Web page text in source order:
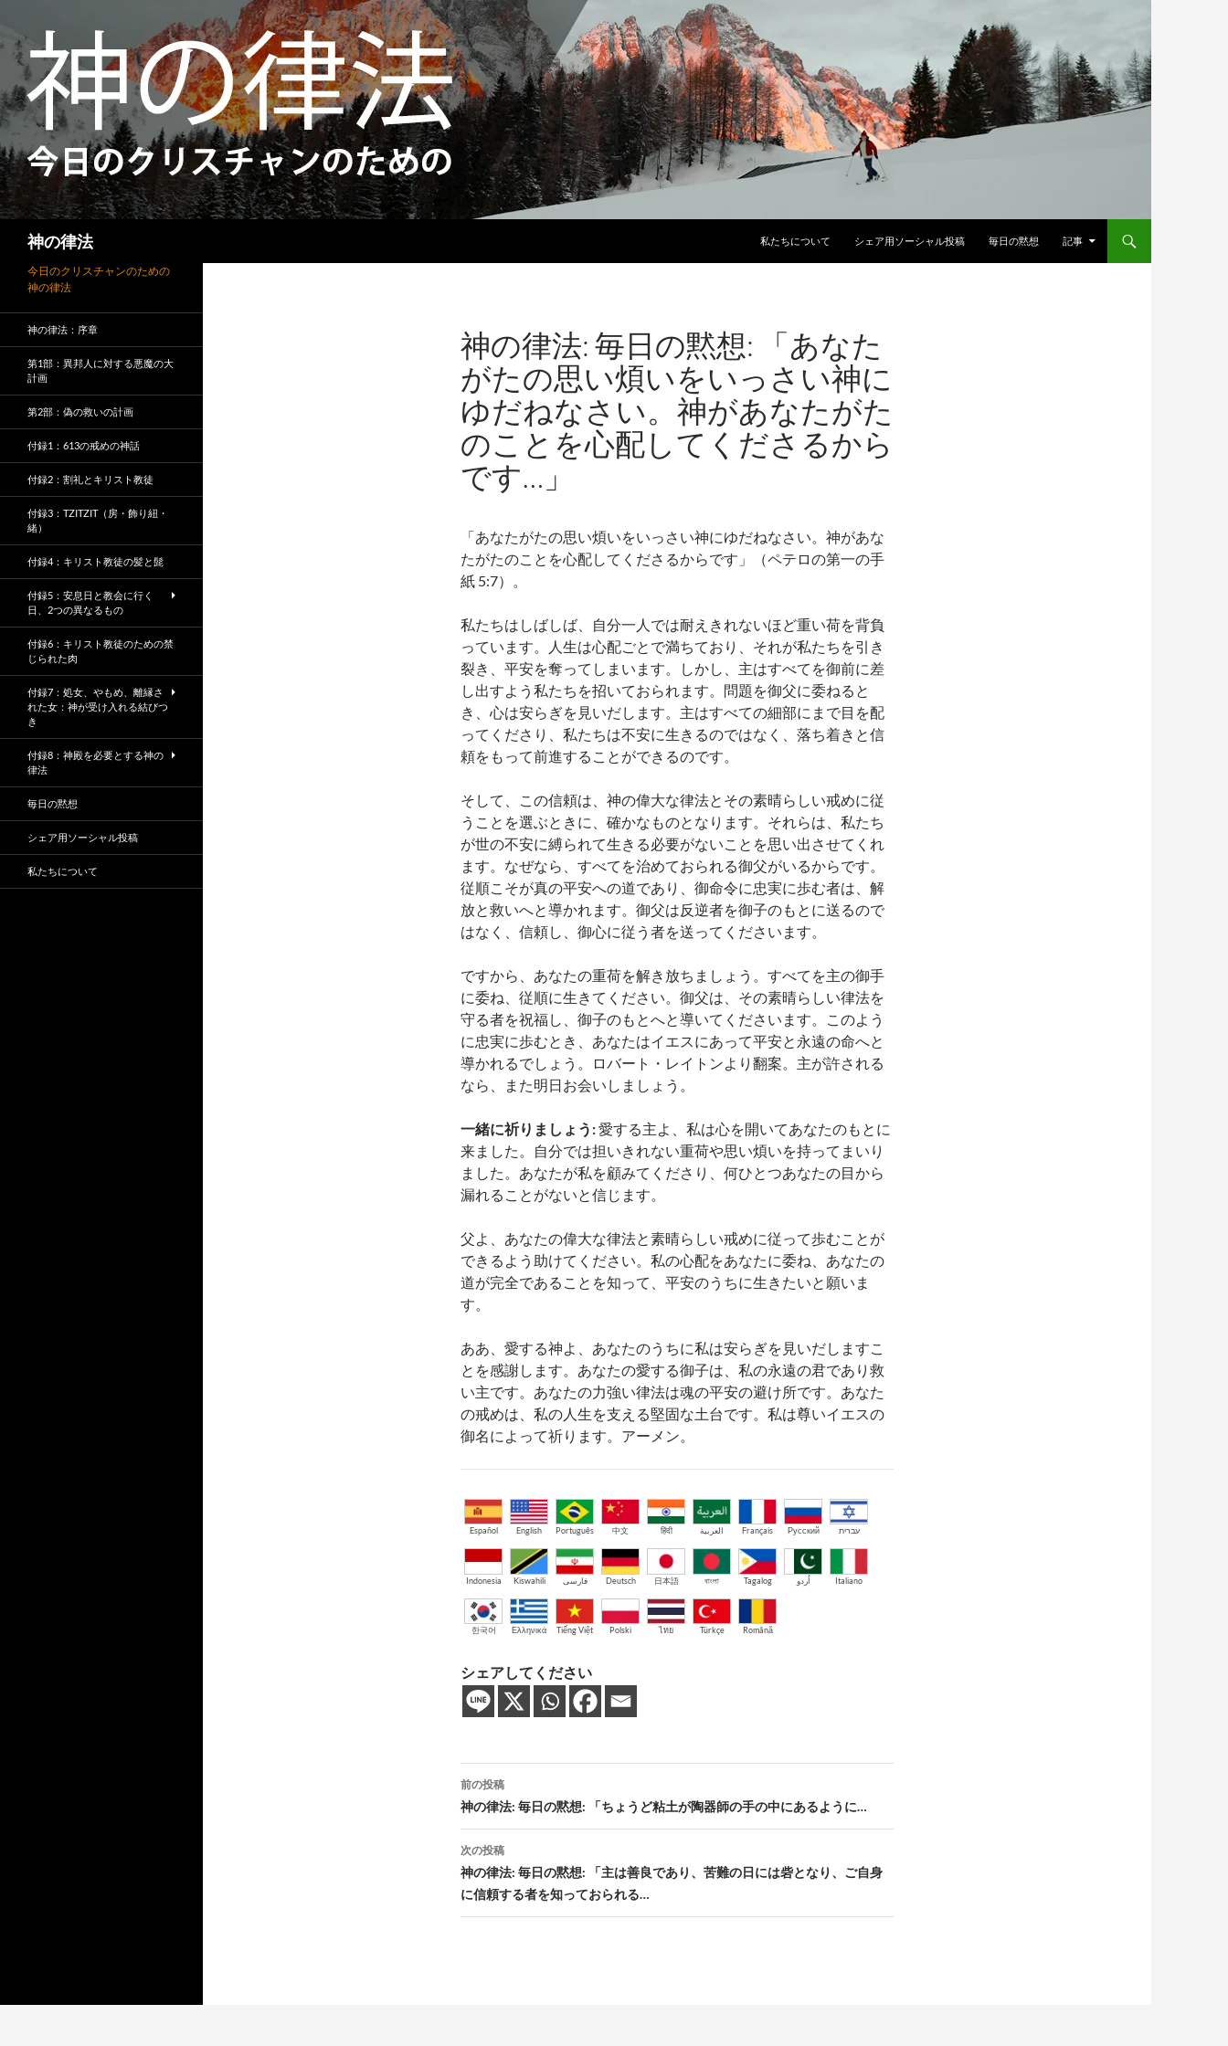
神の律法
私たちについて
シェア用ソーシャル投稿 毎日の黙想 記事
神の律法: 毎日の黙想: 「あなた
がたの思い煩いをいっさい神に
ゆだねなさい。神があなたがた
のことを心配してくださるから
です…」
「あなたがたの思い煩いをいっさい神にゆだねなさい。神があな
たがたのことを心配してくださるからです」（ペテロの第一の手
紙 5:7）。
私たちはしばしば、自分一人では耐えきれないほど重い荷を背負
っています。人生は心配ごとで満ちており、それが私たちを引き
裂き、平安を奪ってしまいます。しかし、主はすべてを御前に差
し出すよう私たちを招いておられます。問題を御父に委ねると
き、心は安らぎを見いだします。主はすべての細部にまで目を配
ってくださり、私たちは不安に生きるのではなく、落ち着きと信
頼をもって前進することができるのです。
そして、この信頼は、神の偉大な律法とその素晴らしい戒めに従
うことを選ぶときに、確かなものとなります。それらは、私たち
が世の不安に縛られて生きる必要がないことを思い出させてくれ
ます。なぜなら、すべてを治めておられる御父がいるからです。
従順こそが真の平安への道であり、御命令に忠実に歩む者は、解
放と救いへと導かれます。御父は反逆者を御子のもとに送るので
はなく、信頼し、御心に従う者を送ってくださいます。
ですから、あなたの重荷を解き放ちましょう。すべてを主の御手
に委ね、従順に生きてください。御父は、その素晴らしい律法を
守る者を祝福し、御子のもとへと導いてくださいます。このよう
に忠実に歩むとき、あなたはイエスにあって平安と永遠の命へと
導かれるでしょう。ロバート・レイトンより翻案。主が許される
なら、また明日お会いしましょう。
一緒に祈りましょう:愛する主よ、私は心を開いてあなたのもとに
来ました。自分では担いきれない重荷や思い煩いを持ってまいり
ました。あなたが私を顧みてくださり、何ひとつあなたの目から
漏れることがないと信じます。
父よ、あなたの偉大な律法と素晴らしい戒めに従って歩むことが
できるよう助けてください。私の心配をあなたに委ね、あなたの
道が完全であることを知って、平安のうちに生きたいと願いま
す。
ああ、愛する神よ、あなたのうちに私は安らぎを見いだしますこ
とを感謝します。あなたの愛する御子は、私の永遠の君であり救
い主です。あなたの力強い律法は魂の平安の避け所です。あなた
の戒めは、私の人生を支える堅固な土台です。私は尊いイエスの
御名によって祈ります。アーメン。
Español English Português 中文 हिंदी العربية Français Русский עברית
Indonesia Kiswahili فارسی Deutsch 日本語 বাংলা Tagalog اُردو Italiano
한국어 Ελληνικά Tiếng Việt Polski ไทย Türkçe Română
シェアしてください
投
稿
ナ
ビ
ゲ
前の投稿
神の律法: 毎日の黙想: 「ちょうど粘土が陶器師の手の中にあるように…
次の投稿
神の律法: 毎日の黙想: 「主は善良であり、苦難の日には砦となり、ご自身
に信頼する者を知っておられる…
今日のクリスチャンのための
神の律法
神の律法：序章
第1部：異邦人に対する悪魔の大
計画
第2部：偽の救いの計画
付録1：613の戒めの神話
付録2：割礼とキリスト教徒
付録3：TZITZIT（房・飾り紐・
緒）
付録4：キリスト教徒の髪と髭
付録5：安息日と教会に行く
日、2つの異なるもの
付録6：キリスト教徒のための禁
じられた肉
付録7：処女、やもめ、離縁さ
れた女：神が受け入れる結びつ
き
付録8：神殿を必要とする神の
律法
毎日の黙想
シェア用ソーシャル投稿
私たちについて